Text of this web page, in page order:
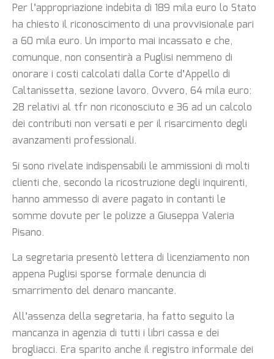
Per l’appropriazione indebita di 189 mila euro lo Stato
ha chiesto il riconoscimento di una provvisionale pari
a 60 mila euro. Un importo mai incassato e che,
comunque, non consentirà a Puglisi nemmeno di
onorare i costi calcolati dalla Corte d’Appello di
Caltanissetta, sezione lavoro. Ovvero, 64 mila euro:
28 relativi al tfr non riconosciuto e 36 ad un calcolo
dei contributi non versati e per il risarcimento degli
avanzamenti professionali.
Si sono rivelate indispensabili le ammissioni di molti
clienti che, secondo la ricostruzione degli inquirenti,
hanno ammesso di avere pagato in contanti le
somme dovute per le polizze a Giuseppa Valeria
Pisano.
La segretaria presentò lettera di licenziamento non
appena Puglisi sporse formale denuncia di
smarrimento del denaro mancante.
All’assenza della segretaria, ha fatto seguito la
mancanza in agenzia di tutti i libri cassa e dei
brogliacci. Era sparito anche il registro informale dei